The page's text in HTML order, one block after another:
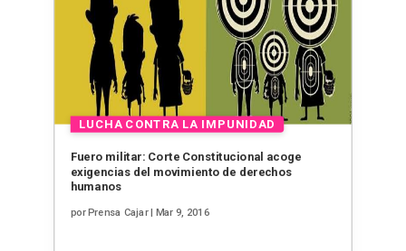
Fuero militar: Corte Constitucional acoge
exigencias del movimiento de derechos
humanos
porPrensa Cajar| Mar 9, 2016